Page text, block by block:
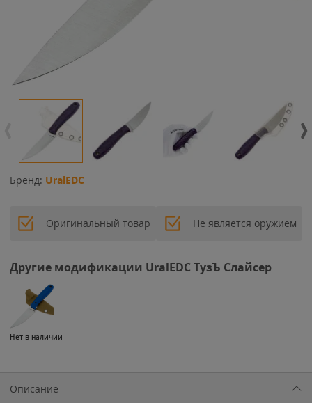
Бренд: UralEDC
Оригинальный товар Не является оружием
Другие модификации UralEDC ТузЪ Слайсер
Нет в наличии
Описание